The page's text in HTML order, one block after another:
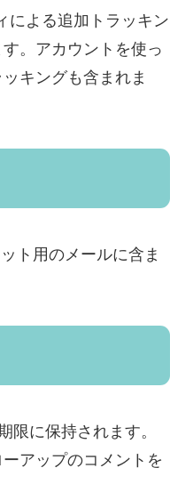
による追加トラッキン
。アカウントを使っ
キングも含まれま
ト用のメールに含ま
限に保持されます。
アップのコメントを